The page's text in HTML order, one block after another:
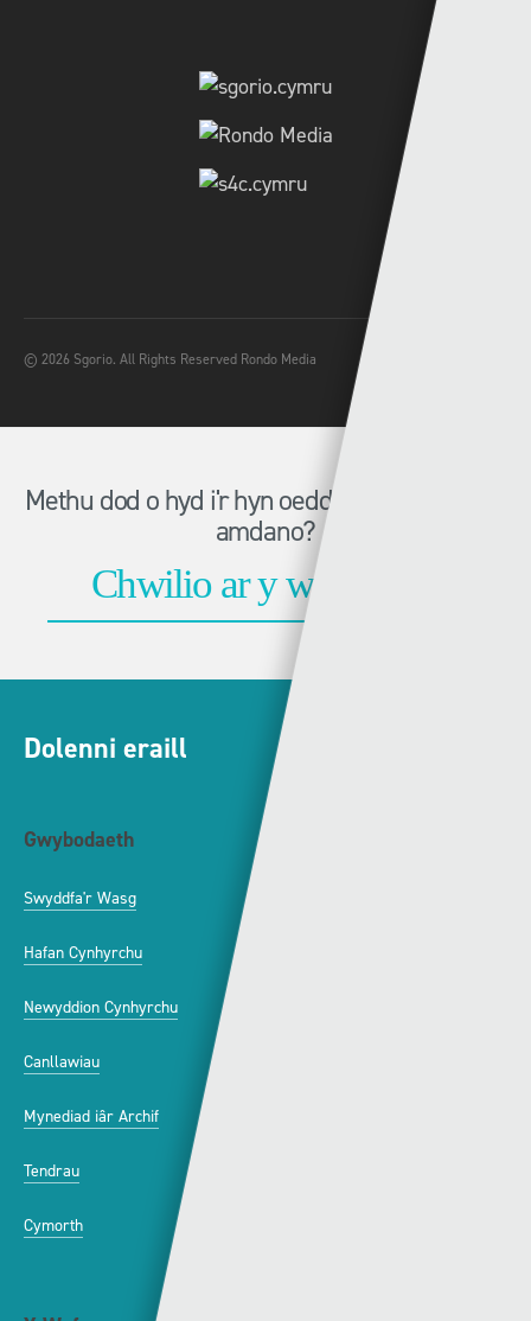
© 2026 Sgorio. All Rights Reserved Rondo Media
Methu dod o hyd i'r hyn oeddech chi'n chwilio
amdano?
Dolenni eraill
Gwybodaeth
Swyddfa'r Wasg
Hafan Cynhyrchu
Newyddion Cynhyrchu
Canllawiau
Mynediad iâr Archif
Tendrau
Cymorth